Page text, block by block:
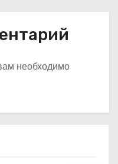
необходимо